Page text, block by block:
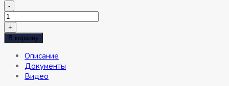
-
Количество
товара
Пленка
пароизоляционная
Ондутис
BASIC
+
В корзину
Описание
Документы
Видео